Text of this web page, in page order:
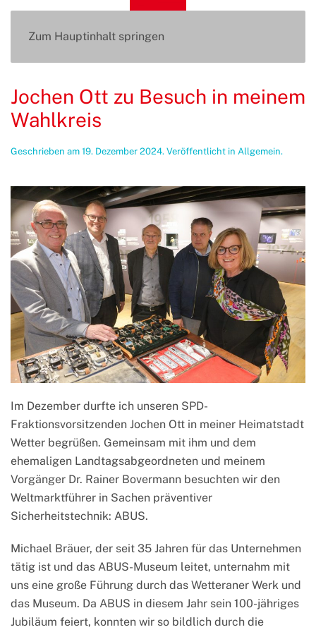
Zum Hauptinhalt springen
Jochen Ott zu Besuch in meinem
Wahlkreis
Geschrieben am 19. Dezember 2024. Veröffentlicht in Allgemein.
Im Dezember durfte ich unseren SPD-
Fraktionsvorsitzenden Jochen Ott in meiner Heimatstadt
Wetter begrüßen. Gemeinsam mit ihm und dem
ehemaligen Landtagsabgeordneten und meinem
Vorgänger Dr. Rainer Bovermann besuchten wir den
Weltmarktführer in Sachen präventiver
Sicherheitstechnik: ABUS.
Michael Bräuer, der seit 35 Jahren für das Unternehmen
tätig ist und das ABUS-Museum leitet, unternahm mit
uns eine große Führung durch das Wetteraner Werk und
das Museum. Da ABUS in diesem Jahr sein 100-jähriges
Jubiläum feiert, konnten wir so bildlich durch die